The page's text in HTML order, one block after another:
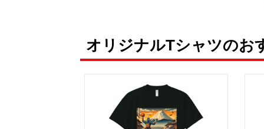
オリジナルTシャツのお